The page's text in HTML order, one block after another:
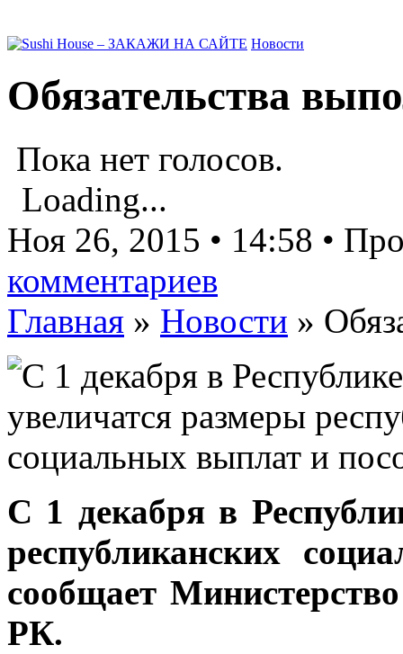
Новости
Обязательства
Пока нет голосов.
Loading...
Ноя 26, 2015 • 14:58 •
комментариев
Главная » Новости »
С 1 декабря в
республиканских
сообщает
РК.